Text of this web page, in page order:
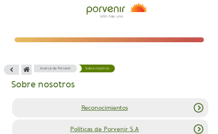
Acerca de Porvenir Sobre nosotros
Sobre nosotros
Reconocimientos
Políticas de Porvenir S.A